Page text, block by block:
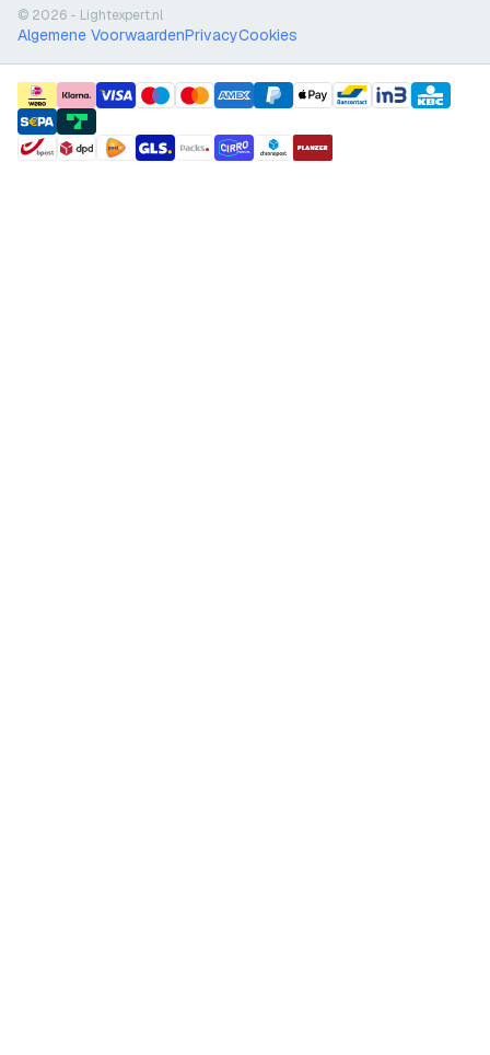
© 2026 - Lightexpert.nl
Algemene VoorwaardenPrivacyCookies
payment methods
shipment methods